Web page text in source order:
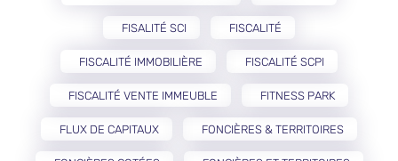
FISALITÉ SCI FISCALITÉ
FISCALITÉ IMMOBILIÈRE FISCALITÉ SCPI
FISCALITÉ VENTE IMMEUBLE FITNESS PARK
FLUX DE CAPITAUX FONCIÈRES & TERRITOIRES